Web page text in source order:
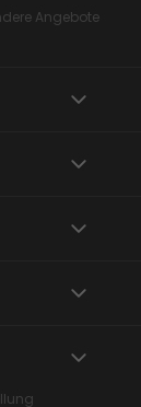
Angebote